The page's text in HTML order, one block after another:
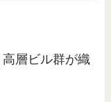
層ビル群が織